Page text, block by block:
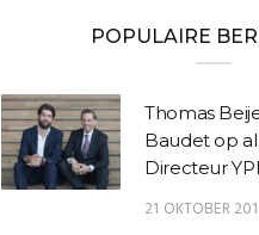
POPULAIRE
Thomas
Baudet op
Directeur
21 OKTOBER